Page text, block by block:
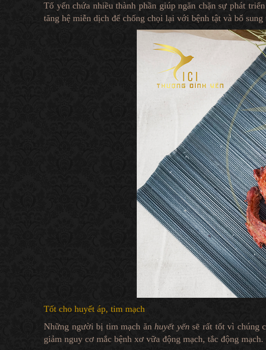
Tố yến chứa nhiều thành phần giúp ngăn chặn sự phát
tăng hệ miễn dịch để chống chọi lại với bệnh tật và bổ
Tốt cho huyết áp, tim mạch
Những người bị tim mạch ăn huyết yến sẽ rất tốt vì chúng
giảm nguy cơ mắc bệnh xơ vữa động mạch, tắc động mạch.